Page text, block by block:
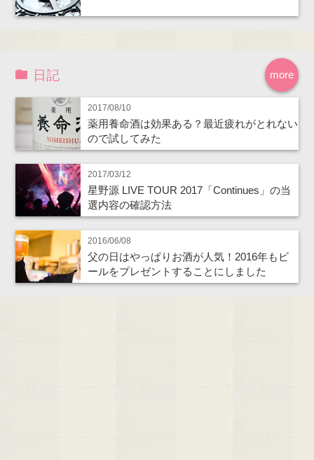
more
日記
2017/08/10
薬用養命酒は効果ある？最近疲れがとれない
ので試してみた
2017/03/12
星野源 LIVE TOUR 2017「Continues」の当
選内容の確認方法
2016/06/08
父の日はやっぱりお酒が人気！2016年もビ
ールをプレゼントすることにしました